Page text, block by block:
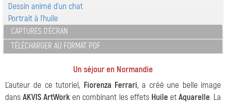
Dessin animé d'un chat
Portrait à l'huile
CAPTURES D'ÉCRAN
TÉLÉCHARGER AU FORMAT PDF
Un séjour en Normandie
L'auteur de ce tutoriel, Fiorenza Ferrari, a créé une belle image
dansAKVIS ArtWork en combinant les effets HuileetAquarelle. La